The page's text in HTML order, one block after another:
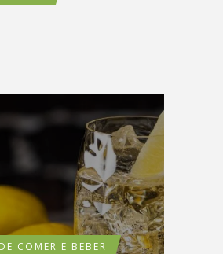
COMER E BEBER